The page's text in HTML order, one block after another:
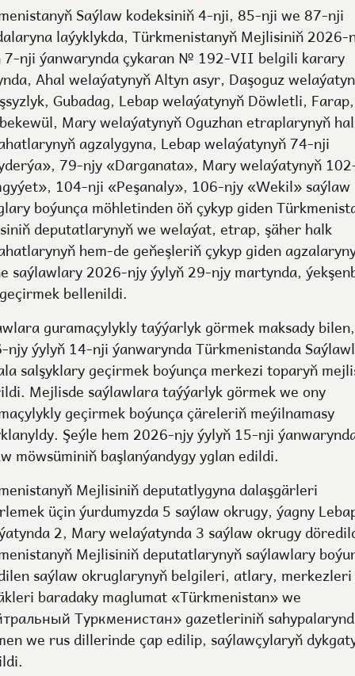
Saýlaw kodeksiniň 4-nji, 85-nji we 87-nji
laýyklykda, Türkmenistanyň Mejlisiniň 2026-
7-nji ýanwarynda çykaran № 192-VII belgili karary
Ahal welaýatynyň Altyn asyr, Daşoguz
Gubadag, Lebap welaýatynyň Döwletli, Farap,
Mary welaýatynyň Oguzhan etraplarynyň
agzalygyna, Lebap welaýatynyň 74-nji
79-njy «Darganata», Mary welaýatynyň
104-nji «Peşanaly», 106-njy «Wekil» saýlaw
boýunça möhletinden öň çykyp giden
deputatlarynyň we welaýat, etrap, şäher halk
hem-de geňeşleriň çykyp giden
saýlawlary 2026-njy ýylyň 29-njy martynda,
bellenildi.
guramaçylykly taýýarlyk görmek maksady bilen,
njy ýylyň 14-nji ýanwarynda Türkmenistanda
salşyklary geçirmek boýunça merkezi toparyň
Mejlisde saýlawlara taýýarlyk görmek we ony
geçirmek boýunça çäreleriň meýilnamasy
Şeýle hem 2026-njy ýylyň 15-nji
möwsüminiň başlanýandygy yglan edildi.
Mejlisiniň deputatlygyna dalaşgärleri
üçin ýurdumyzda 5 saýlaw okrugy, ýagny
2, Mary welaýatynda 3 saýlaw okrugy
Mejlisiniň deputatlarynyň saýlawlary
saýlaw okruglarynyň belgileri, atlary,
baradaky maglumat «Türkmenistan» we
Туркменистан» gazetleriniň
we rus dillerinde çap edilip, saýlawçylaryň